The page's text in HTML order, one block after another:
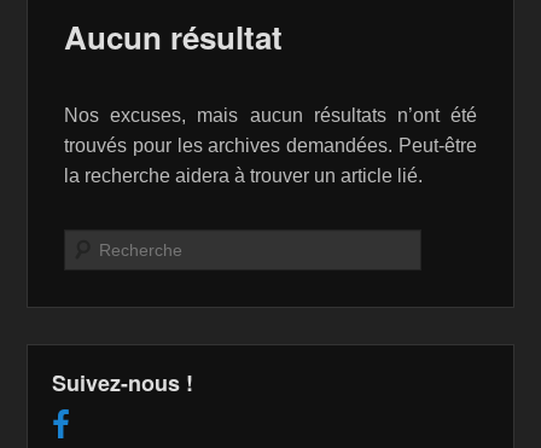
Aucun résultat
Nos excuses, mais aucun résultats n’ont été
trouvés pour les archives demandées. Peut-être
la recherche aidera à trouver un article lié.
Recherche
Suivez-nous !